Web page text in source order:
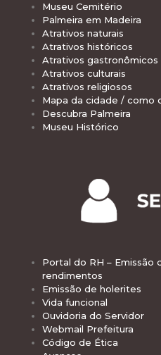
Museu Cemitério
Palmeira em Madeira
Atrativos naturais
Atrativos históricos
Atrativos gastronômicos
Atrativos culturais
Atrativos religiosos
Mapa da cidade / como
Descubra Palmeira
Museu Histórico
Portal do RH – Emissão
rendimentos
Emissão de holerites
Vida funcional
Ouvidoria do Servidor
Webmail Prefeitura
Código de Ética